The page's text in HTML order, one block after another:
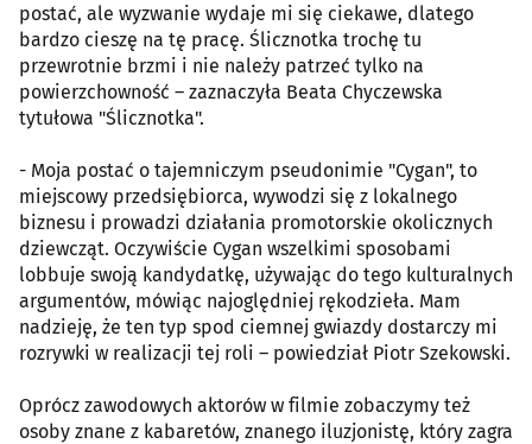
postać, ale wyzwanie wydaje mi się ciekawe, dlatego
bardzo cieszę na tę pracę. Ślicznotka trochę tu
przewrotnie brzmi i nie należy patrzeć tylko na
powierzchowność – zaznaczyła Beata Chyczewska
tytułowa "Ślicznotka".
- Moja postać o tajemniczym pseudonimie "Cygan", to
miejscowy przedsiębiorca, wywodzi się z lokalnego
biznesu i prowadzi działania promotorskie okolicznych
dziewcząt. Oczywiście Cygan wszelkimi sposobami
lobbuje swoją kandydatkę, używając do tego kulturalnych
argumentów, mówiąc najoględniej rękodzieła. Mam
nadzieję, że ten typ spod ciemnej gwiazdy dostarczy mi
rozrywki w realizacji tej roli – powiedział Piotr Szekowski.
Oprócz zawodowych aktorów w filmie zobaczymy też
osoby znane z kabaretów, znanego iluzjonistę, który zagra